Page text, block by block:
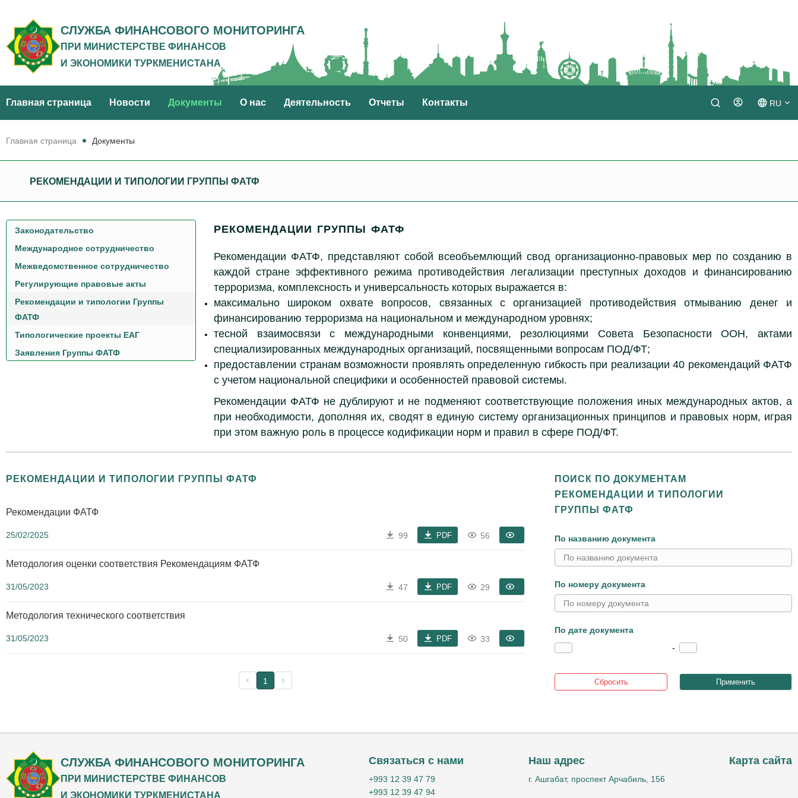
СЛУЖБА ФИНАНСОВОГО МОНИТОРИНГА
ПРИ МИНИСТЕРСТВЕ ФИНАНСОВ
И ЭКОНОМИКИ ТУРКМЕНИСТАНА
Главная стрaница Новости Документы О нас Деятельность Отчеты Контакты
Login
RU
Главная стрaница Документы
РЕКОМЕНДАЦИИ И ТИПОЛОГИИ ГРУППЫ ФАТФ
Законодательство
Международное сотрудничество
Межведомственное сотрудничество
Регулирующие правовые акты
Рекомендации и типологии Группы
ФАТФ
Типологические проекты ЕАГ
Заявления Группы ФАТФ
РЕКОМЕНДАЦИИ ГРУППЫ ФАТФ
Рекомендации ФАТФ, представляют собой всеобъемлющий свод организационно-правовых мер по созданию в
каждой стране эффективного режима противодействия легализации преступных доходов и финансированию
терроризма, комплексность и универсальность которых выражается в:
максимально широком охвате вопросов, связанных с организацией противодействия отмыванию денег и
финансированию терроризма на национальном и международном уровнях;
тесной взаимосвязи с международными конвенциями, резолюциями Совета Безопасности ООН, актами
специализированных международных организаций, посвященными вопросам ПОД/ФТ;
предоставлении странам возможности проявлять определенную гибкость при реализации 40 рекомендаций ФАТФ
с учетом национальной специфики и особенностей правовой системы.
Рекомендации ФАТФ не дублируют и не подменяют соответствующие положения иных международных актов, а
при необходимости, дополняя их, сводят в единую систему организационных принципов и правовых норм, играя
при этом важную роль в процессе кодификации норм и правил в сфере ПОД/ФТ.
РЕКОМЕНДАЦИИ И ТИПОЛОГИИ ГРУППЫ ФАТФ
Рекомендации ФАТФ
25/02/2025 99 PDF 56
Методология оценки соответствия Рекомендациям ФАТФ
31/05/2023 47 PDF 29
Методология технического соответствия
31/05/2023 50 PDF 33
1
ПОИСК ПО ДОКУМЕНТАМ
РЕКОМЕНДАЦИИ И ТИПОЛОГИИ
ГРУППЫ ФАТФ
По названию документа
По номеру документа
По дате документа
-
Сбросить Применить
СЛУЖБА ФИНАНСОВОГО МОНИТОРИНГА
ПРИ МИНИСТЕРСТВЕ ФИНАНСОВ
И ЭКОНОМИКИ ТУРКМЕНИСТАНА
Связаться с нами
+993 12 39 47 79
+993 12 39 47 94
Наш адрес
г. Ашгабат, проспект Арчабиль, 156
Карта сайта